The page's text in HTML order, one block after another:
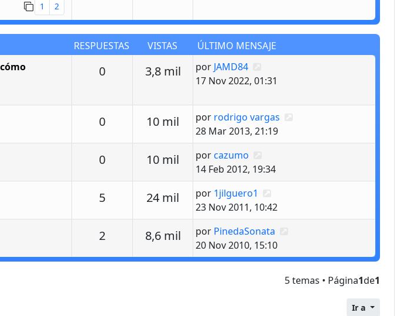
1
2
RESPUESTAS VISTAS
ÚLTIMO MENSAJE
0Respuestas
3,8 milVistasÚltimo mensaje
por JAMD84
17 Nov 2022, 01:31
0Respuestas
10 mil Vistas
Último mensaje
por rodrigo vargas
28 Mar 2013, 21:19
0Respuestas
10 mil Vistas
Último mensaje
porcazumo
14 Feb 2012, 19:34
5Respuestas
24 mil Vistas
Último mensaje
por 1jilguero1
23 Nov 2011, 10:42
2Respuestas
8,6 milVistasÚltimo mensaje
por PinedaSonata
20 Nov 2010, 15:10
5 temas • Página1de1
Ir a